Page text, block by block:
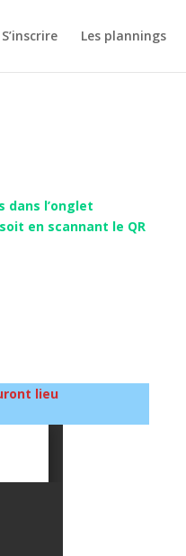
S’inscrire Les plannings
dans l’onglet
en scannant le QR
lieu